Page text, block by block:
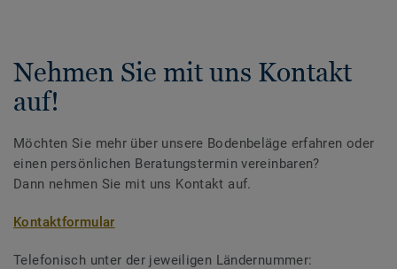
Nehmen Sie mit uns Kontakt
auf!
Möchten Sie mehr über unsere Bodenbeläge erfahren oder
einen persönlichen Beratungstermin vereinbaren?
Dann nehmen Sie mit uns Kontakt auf.
Kontaktformular
Telefonisch unter der jeweiligen Ländernummer: